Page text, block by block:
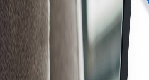
们
中
心
品
展
设
备
联